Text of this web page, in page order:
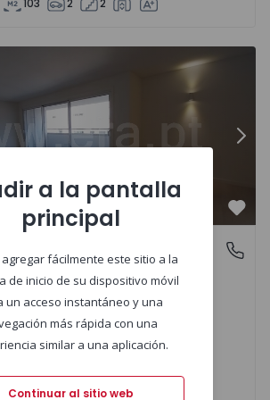
103 2 2
Av. Boavista - 1575472 - 5
€/mes
142 2 4
a la pantalla
principal
fácilmente este sitio a la
de inicio de su dispositivo móvil
un acceso instantáneo y una
más rápida con una
similar a una aplicación.
Continuar al sitio web